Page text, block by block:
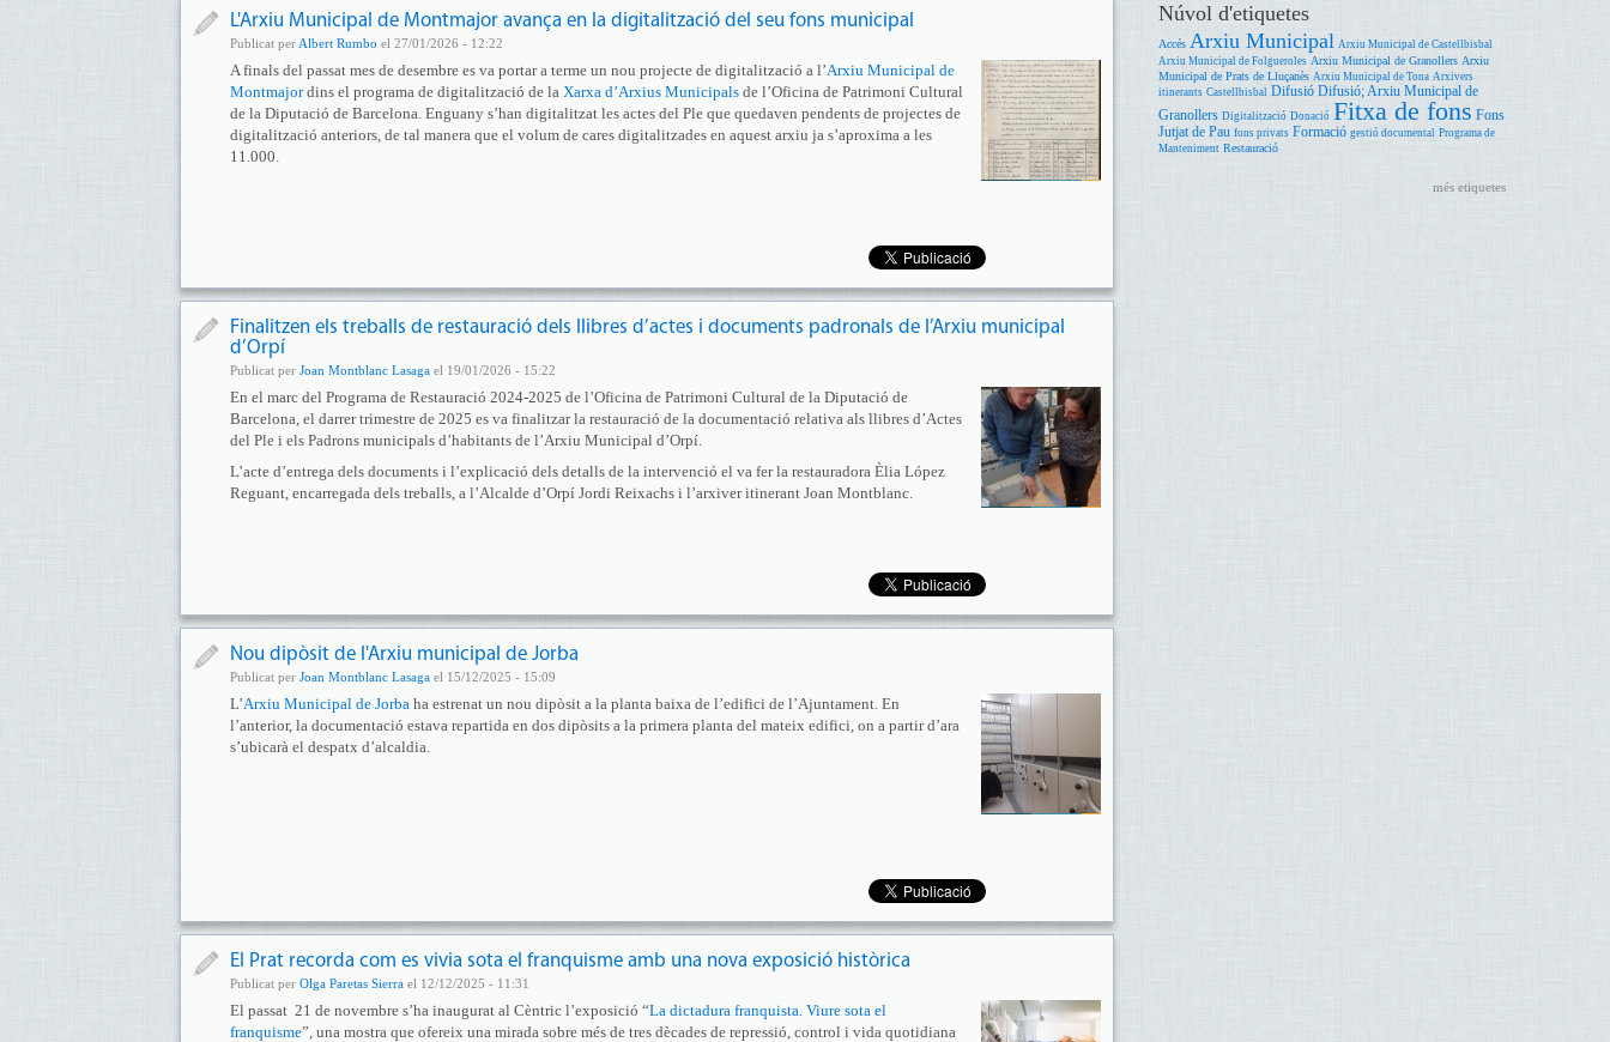
L'Arxiu Municipal de Montmajor avança en la digitalització del seu fons municipal
Publicat per Albert Rumbo el 27/01/2026 - 12:22
A finals del passat mes de desembre es va portar a terme un nou projecte de digitalització a l’Arxiu Municipal de
Montmajordins el programa de digitalització de la Xarxa d’Arxius Municipals de l’Oficina de Patrimoni Cultural
de la Diputació de Barcelona. Enguany s’han digitalitzat les actes del Ple que quedaven pendents de projectes de
digitalització anteriors, de tal manera que el volum de cares digitalitzades en aquest arxiu ja s’aproxima a les
11.000.
Finalitzen els treballs de restauració dels llibres d’actes i documents padronals de l’Arxiu municipal
d’Orpí
Publicat per Joan Montblanc Lasaga el 19/01/2026 - 15:22
En el marc del Programa de Restauració 2024-2025 de l’Oficina de Patrimoni Cultural de la Diputació de
Barcelona, el darrer trimestre de 2025 es va finalitzar la restauració de la documentació relativa als llibres d’Actes
del Ple i els Padrons municipals d’habitants de l’Arxiu Municipal d’Orpí.
L’acte d’entrega dels documents i l’explicació dels detalls de la intervenció el va fer la restauradora Èlia López
Reguant, encarregada dels treballs, a l’Alcalde d’Orpí Jordi Reixachs i l’arxiver itinerant Joan Montblanc.
Nou dipòsit de l'Arxiu municipal de Jorba
Publicat per Joan Montblanc Lasaga el 15/12/2025 - 15:09
L’Arxiu Municipal de Jorba ha estrenat un nou dipòsit a la planta baixa de l’edifici de l’Ajuntament. En
l’anterior, la documentació estava repartida en dos dipòsits a la primera planta del mateix edifici, on a partir d’ara
s’ubicarà el despatx d’alcaldia.
El Prat recorda com es vivia sota el franquisme amb una nova exposició històrica
Publicat per Olga Paretas Sierra el 12/12/2025 - 11:31
El passat 21 de novembre s’ha inaugurat al Cèntric l’exposició “La dictadura franquista. Viure sota el
franquisme”, una mostra que ofereix una mirada sobre més de tres dècades de repressió, control i vida quotidiana
Núvol d'etiquetes
Accés Arxiu Municipal Arxiu Municipal de Castellbisbal
Arxiu Municipal de Folgueroles Arxiu Municipal de Granollers Arxiu
Municipal de Prats de Lluçanès Arxiu Municipal de Tona Arxivers
itinerants Castellbisbal Difusió Difusió; Arxiu Municipal de
Granollers Digitalització Donació Fitxa de fons Fons
Jutjat de Pau fons privats Formació gestió documental Programa de
Manteniment Restauració
més etiquetes